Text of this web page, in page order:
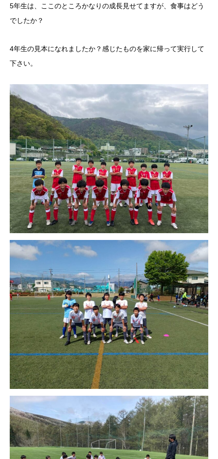
5年生は、ここのところかなりの成長見せてますが、食事はどう
でしたか？
4年生の見本になれましたか？感じたものを家に帰って実行して
下さい。